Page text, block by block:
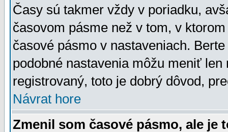
Časy sú takmer vždy v poriadku,
časovom pásme než v tom, v
časové pásmo v nastaveniach.
podobné nastavenia môžu meniť
registrovaný, toto je dobrý dôvod,
Návrat hore
Zmenil som časové pásmo, ale je